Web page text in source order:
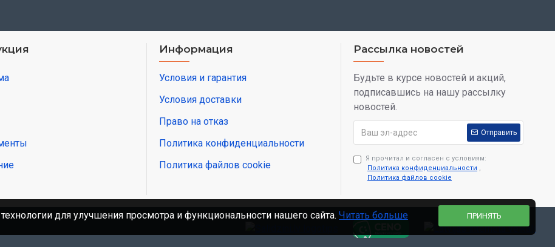
Информация
Условия и гарантия
Условия доставки
Право на отказ
Политика конфиденциальности
Политика файлов cookie
Рассылка новостей
Будьте в курсе новостей и акций,
подписавшись на нашу рассылку
новостей.
Отправить
Я прочитал и согласен с условиям:
Политика конфиденциальности ,
Политика файлов cookie
ПРИНЯТЬ
для улучшения просмотра и функциональности нашего сайта. Читать больше